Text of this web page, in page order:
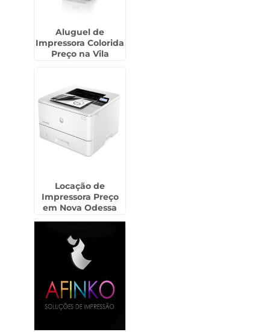
Aluguel de
Impressora Colorida
Preço na Vila
Locação de
Impressora Preço
em Nova Odessa